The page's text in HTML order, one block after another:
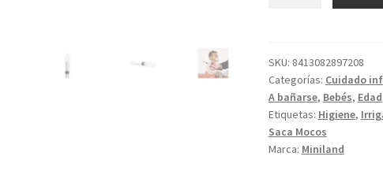
SKU: 8413082897208
Categorías: Cuidado
A bañarse, Bebés, Edad
Etiquetas: Higiene,
Saca Mocos
Marca: Miniland